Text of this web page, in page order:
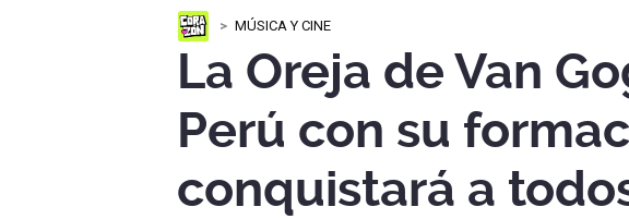
MÚSICA Y CINE
La Oreja de Van
Perú con su
conquistará a